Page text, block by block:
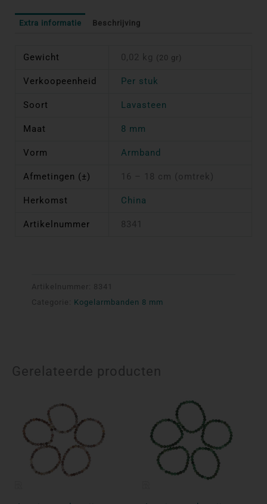
Extra informatie Beschrijving
Gewicht 0,02 kg (20 gr)
Verkoopeenheid Per stuk
Soort Lavasteen
Maat 8 mm
Vorm Armband
Afmetingen (±) 16 – 18 cm (omtrek)
Herkomst China
Artikelnummer 8341
Artikelnummer: 8341
Categorie:
Kogelarmbanden 8 mm
Gerelateerde producten